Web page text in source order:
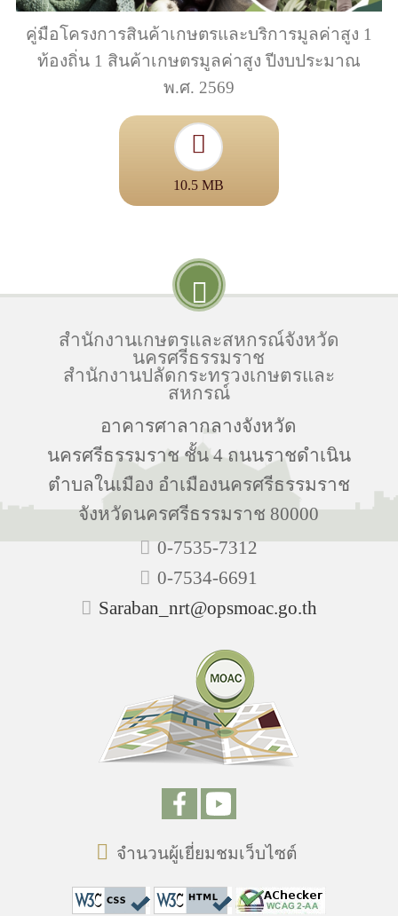
คู่มือโครงการสินค้าเกษตรและบริการมูลค่าสูง 1
ท้องถิ่น 1 สินค้าเกษตรมูลค่าสูง ปีงบประมาณ
พ.ศ. 2569
10.5 MB
สำนักงานเกษตรและสหกรณ์จังหวัด
นครศรีธรรมราช
สำนักงานปลัดกระทรวงเกษตรและ
สหกรณ์
อาคารศาลากลางจังหวัด
นครศรีธรรมราช ชั้น 4 ถนนราชดำเนิน
ตำบลในเมือง อำเมืองนครศรีธรรมราช
จังหวัดนครศรีธรรมราช 80000
0-7535-7312
0-7534-6691
Saraban_nrt@opsmoac.go.th
จำนวนผู้เยี่ยมชมเว็บไซต์